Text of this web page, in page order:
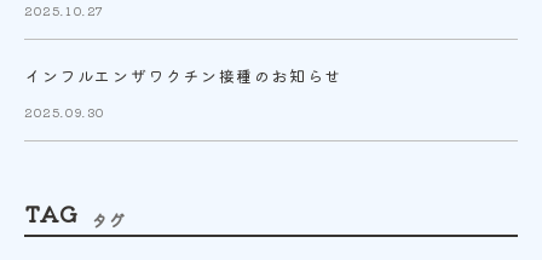
2025.10.27
インフルエンザワクチン接種のお知らせ
2025.09.30
TAG タグ